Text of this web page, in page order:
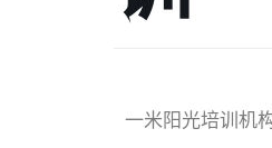
一米阳光培训机